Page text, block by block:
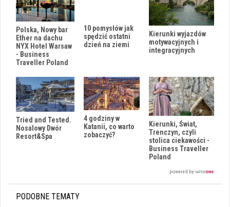
Polska, Nowy bar
Ether na dachu
NYX Hotel Warsaw
- Business
Traveller Poland
10 pomysłów jak
spędzić ostatni
dzień na ziemi
Kierunki wyjazdów
motywacyjnych i
integracyjnych
Tried and Tested.
Nosalowy Dwór
Resort&Spa
4 godziny w
Katanii, co warto
zobaczyć?
Kierunki, Świat,
Trenczyn, czyli
stolica ciekawości -
Business Traveller
Poland
PODOBNE TEMATY